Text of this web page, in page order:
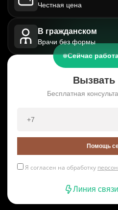
Честная цена
В гражданском
Врачи без формы
Сейчас
Вызвать
Бесплатная
Помощь
Я согласен на обработку
Линия